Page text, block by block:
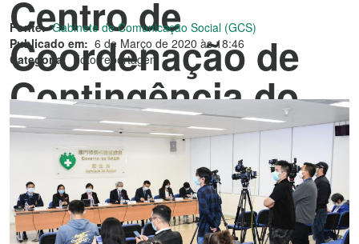
Centro de
Coordenação de
Contingência do
Novo Tipo de
Coronavírus.
Fonte: Gabinete de Comunicação Social (GCS)
Publicado em: 6 de Março de 2020 às 18:46
Categoria: Fotorreportagem